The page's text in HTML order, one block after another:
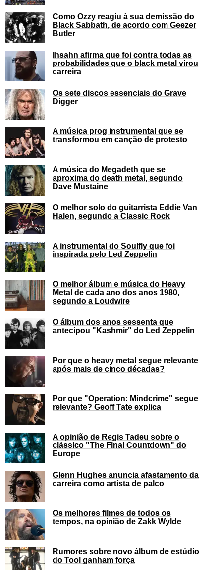
Como Ozzy reagiu à sua demissão do
Black Sabbath, de acordo com Geezer
Butler
Ihsahn afirma que foi contra todas as
probabilidades que o black metal virou
carreira
Os sete discos essenciais do Grave
Digger
A música prog instrumental que se
transformou em canção de protesto
A música do Megadeth que se
aproxima do death metal, segundo
Dave Mustaine
O melhor solo do guitarrista Eddie Van
Halen, segundo a Classic Rock
A instrumental do Soulfly que foi
inspirada pelo Led Zeppelin
O melhor álbum e música do Heavy
Metal de cada ano dos anos 1980,
segundo a Loudwire
O álbum dos anos sessenta que
antecipou "Kashmir" do Led Zeppelin
Por que o heavy metal segue relevante
após mais de cinco décadas?
Por que "Operation: Mindcrime" segue
relevante? Geoff Tate explica
A opinião de Regis Tadeu sobre o
clássico "The Final Countdown" do
Europe
Glenn Hughes anuncia afastamento da
carreira como artista de palco
Os melhores filmes de todos os
tempos, na opinião de Zakk Wylde
Rumores sobre novo álbum de estúdio
do Tool ganham força